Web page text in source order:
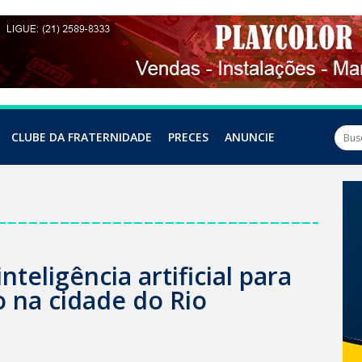
CLUBE DA FRATERNIDADE PRECES ANUNCIE
artificial para
cidade do Rio